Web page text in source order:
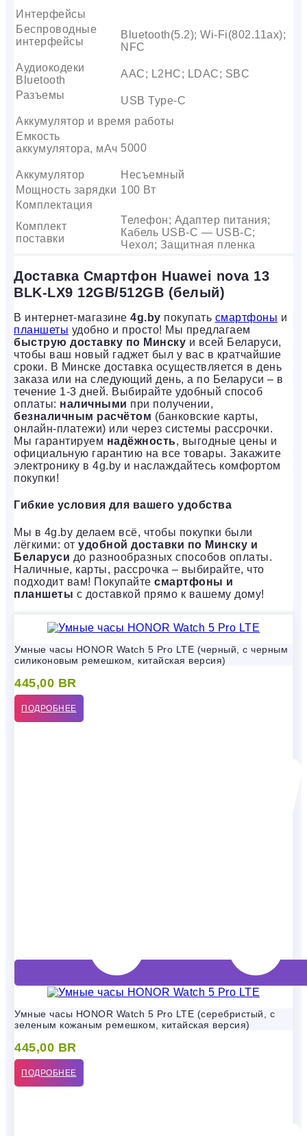
Интерфейсы
Беспроводные
интерфейсы
Bluetooth(5.2); Wi-Fi(802.11ax);
NFC
Аудиокодеки
Bluetooth
AAC; L2HC; LDAC; SBC
Разъемы
USB Type-C
Аккумулятор и время работы
Емкость
аккумулятора, мАч 5000
Аккумулятор
Несъемный
Мощность зарядки 100 Вт
Комплектация
Комплект
поставки
Телефон; Адаптер питания;
Кабель USB-C — USB-C;
Чехол; Защитная пленка
Доставка Смартфон Huawei nova 13
BLK-LX9 12GB/512GB (белый)
В интернет-магазине 4g.by покупать смартфоны и
планшеты удобно и просто! Мы предлагаем
быструю доставку по Минску и всей Беларуси,
чтобы ваш новый гаджет был у вас в кратчайшие
сроки. В Минске доставка осуществляется в день
заказа или на следующий день, а по Беларуси – в
течение 1-3 дней. Выбирайте удобный способ
оплаты: наличными при получении,
безналичным расчётом (банковские карты,
онлайн-платежи) или через системы рассрочки.
Мы гарантируем надёжность, выгодные цены и
официальную гарантию на все товары. Закажите
электронику в 4g.by и наслаждайтесь комфортом
покупки!
Гибкие условия для вашего удобства
Мы в 4g.by делаем всё, чтобы покупки были
лёгкими: от удобной доставки по Минску и
Беларуси до разнообразных способов оплаты.
Наличные, карты, рассрочка – выбирайте, что
подходит вам! Покупайте смартфоны и
планшеты с доставкой прямо к вашему дому!
Умные часы HONOR Watch 5 Pro LTE (черный, с черным
силиконовым ремешком, китайская версия)
445,00 BR
ПОДРОБНЕЕ
Умные часы HONOR Watch 5 Pro LTE (серебристый, с
зеленым кожаным ремешком, китайская версия)
445,00 BR
ПОДРОБНЕЕ